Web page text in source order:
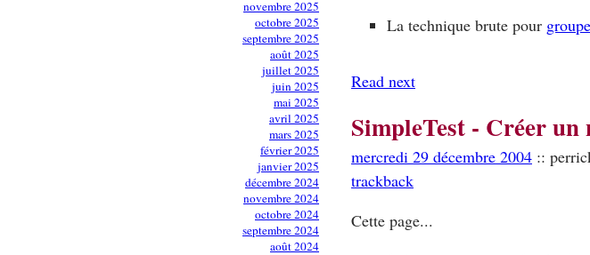
novembre 2025
octobre 2025
septembre 2025
août 2025
juillet 2025
juin 2025
mai 2025
avril 2025
mars 2025
février 2025
janvier 2025
décembre 2024
novembre 2024
octobre 2024
septembre 2024
août 2024
La technique brute pour
Read next
SimpleTest - Créer un
mercredi 29 décembre 2004 ::
trackback
Cette page...